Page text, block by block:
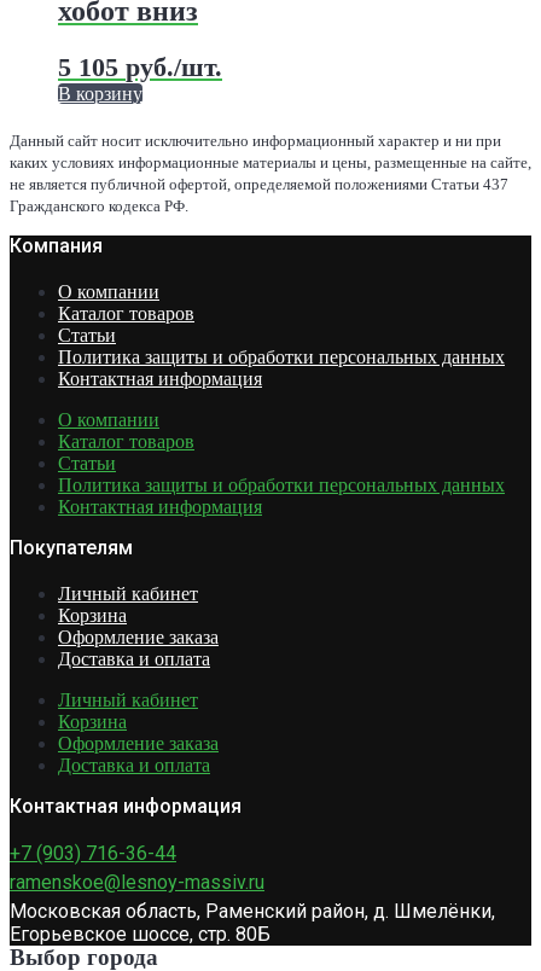
Опции
выбрать
на
странице
хобот вниз
5 105 руб./шт.
В корзину
товар
имеет
несколько
вариаций.
можно
на
странице
товара.
Данный сайт носит исключительно информационный характер и ни при
каких условиях информационные материалы и цены, размещенные на сайте,
не является публичной офертой, определяемой положениями Статьи 437
Гражданского кодекса РФ.
Компания
О компании
Каталог товаров
Статьи
Политика защиты и обработки персональных данных
Контактная информация
О компании
Каталог товаров
Статьи
Политика защиты и обработки персональных данных
Контактная информация
Покупателям
Личный кабинет
Корзина
Оформление заказа
Доставка и оплата
Личный кабинет
Корзина
Оформление заказа
Доставка и оплата
Контактная информация
+7 (903) 716-36-44
ramenskoe@lesnoy-massiv.ru
Московская область, Раменский район, д. Шмелёнки,
Егорьевское шоссе, стр. 80Б
Выбор города